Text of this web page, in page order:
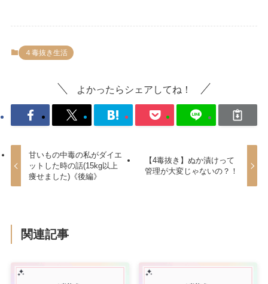
４毒抜き生活
よかったらシェアしてね！
甘いもの中毒の私がダイエ
ットした時の話(15kg以上
痩せました)《後編》
【4毒抜き】ぬか漬けって
管理が大変じゃないの？！
関連記事